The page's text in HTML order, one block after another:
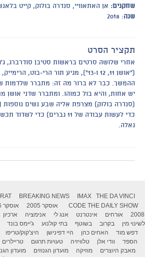
שחקנים: אן האתאוויי, סנדרה בולוק, קייט
שנה: 2018
תקציר הסרט
אחרי שלושה סרטים בראשות סטיבן סודרברג,
("אושן 11, 12 ו-13"), מגיע תור הרי-בוט,
ההמשך. כבר לא ברור מה זה: מתברר שלדמות של
יש אחות, והיא בול כמוהו. ומתברר שדני אושן
(סנדרה בולוק) מצרפת אליה שבע נשים נוספות
כדי לעשות עבודה של 11 גברים)
גאלה.
BREAKING NEWS IMAX
THE DA VINCI
CODE THE DAILY SHOW אוסקר 2005 אוסקר 2006
2008
אורחים אינטרנט אנג לי אנימציה ארכיון
לשינוי מין
בקרוב בשוטף בתי קולנוע ג'יימס בונד
דפש מוד
האחים כהן היי דפינישן היצ'קוק/טריפו
הספד
וודי אלן טלוויזיה טעויות תרגום טריילרים
מאבק היוצרים
מוזיקה מועדון הגנוזים מועדון